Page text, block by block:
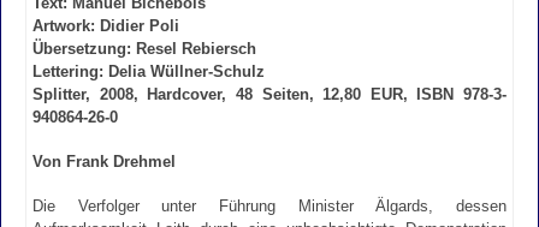
Artwork: Didier Poli
Übersetzung: Resel Rebiersch
Lettering: Delia Wüllner-Schulz
Splitter, 2008, Hardcover, 48 Seiten, 12,80 EUR, ISBN 978-3-
940864-26-0
Von Frank Drehmel
Die Verfolger unter Führung Minister Älgards, dessen